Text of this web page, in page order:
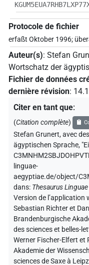
Protocole de fichier
erfaßt Oktober 1996;
Auteur(s): Stefan
Wortschatz der
Fichier de données
dernière révision:
Citer en tant que:
(Citation complète)
Stefan Grunert,avec
ägyptischen Sprache,
linguae-
aegyptiae.de/object/
dans: Thesaurus
Version de l’application
Sebastian Richter et
Brandenburgische
des sciences et belles-
Werner Fischer-Elfert et
Akademie der
sciences de Saxe à